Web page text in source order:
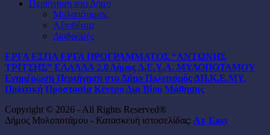
Περιήγηση στο Δήμο
Μυλοπόταμος
Αξιοθέατα
Διαδρομές
ΕΡΓΑ ΕΣΠΑ ΕΡΓΑ ΠΡΟΓΡΑΜΜΑΤΟΣ “ΑΝΤΩΝΗΣ
ΤΡΙΤΣΗΣ” ΕΛΛΑΔΑ 2.0ΔήμοςΔ.Ε.Υ.Α. ΜΥΛΟΠΟΤΑΜΟΥ
Ενημέρωση Περιήγηση στο Δήμο ΠολιτισμόςΔΗ.Κ.Ε.ΜΥ.
Πολιτική Προστασία Κέντρο Δια Βίου Μάθησης
Copyright © 2026 - All Rights Reserved®
Δήμος Μυλοποτάμου - Κατασκευή ιστοσελίδας: Ax-Easy